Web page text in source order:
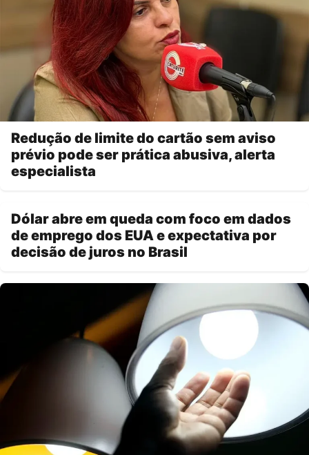
Redução de limite do cartão sem aviso
prévio pode ser prática abusiva, alerta
especialista
Dólar abre em queda com foco em dados
de emprego dos EUA e expectativa por
decisão de juros no Brasil